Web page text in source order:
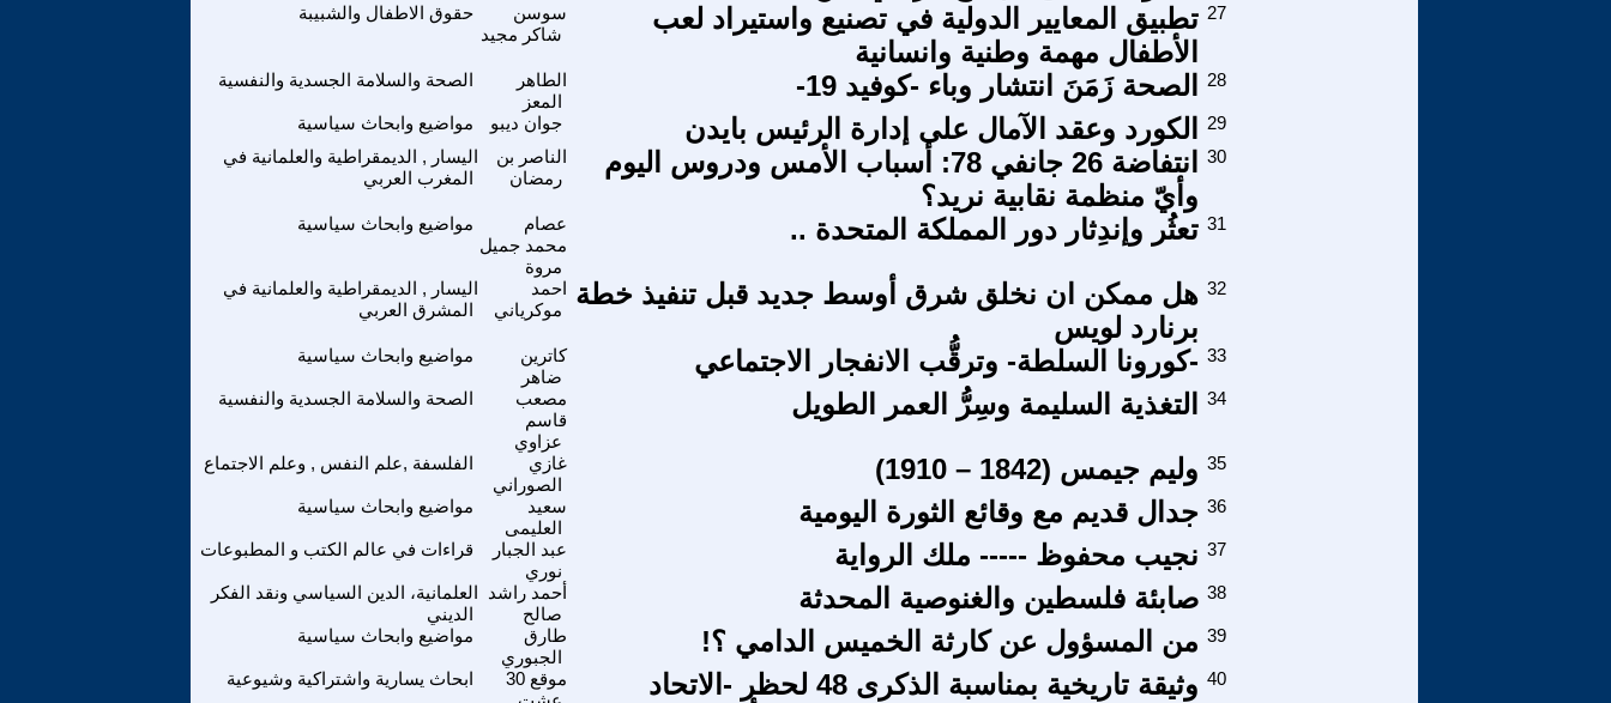
حقوق الاطفال والشبيبة
سوسن
شاكر مجيد
تطبيق المعايير الدولية في تصنيع واستيراد لعب
الأطفال مهمة وطنية وانسانية
27
الصحة والسلامة الجسدية والنفسية
الطاهر
المعز
الصحة زَمَنَ انتشار وباء -كوفيد 19- 28
مواضيع وابحاث سياسية جوان ديبو الكورد وعقد الآمال على إدارة الرئيس بايدن
29
اليسار , الديمقراطية والعلمانية في
المغرب العربي
الناصر بن
رمضان
انتفاضة 26 جانفي 78: أسباب الأمس ودروس اليوم
وأيّ منظمة نقابية نريد؟
30
مواضيع وابحاث سياسية
عصام
محمد جميل
مروة
تعثُر وإندِثار دور المملكة المتحدة .. 31
اليسار , الديمقراطية والعلمانية في
المشرق العربي
احمد
موكرياني
هل ممكن ان نخلق شرق أوسط جديد قبل تنفيذ خطة
برنارد لويس
32
مواضيع وابحاث سياسية
كاترين
ضاهر
-كورونا السلطة- وترقُّب الانفجار الاجتماعي 33
الصحة والسلامة الجسدية والنفسية
مصعب
قاسم
عزاوي
التغذية السليمة وسِرُّ العمر الطويل 34
الفلسفة ,علم النفس , وعلم الاجتماع
غازي
الصوراني
وليم جيمس (1842 – 1910) 35
مواضيع وابحاث سياسية
سعيد
العليمى
جدال قديم مع وقائع الثورة اليومية 36
قراءات في عالم الكتب و المطبوعات
عبد الجبار
نوري
نجيب محفوظ ----- ملك الرواية 37
العلمانية، الدين السياسي ونقد الفكر
الديني
أحمد راشد
صالح
صابئة فلسطين والغنوصية المحدثة 38
مواضيع وابحاث سياسية
طارق
الجبوري
من المسؤول عن كارثة الخميس الدامي ؟! 39
ابحاث يسارية واشتراكية وشيوعية
موقع 30
وثيقة تاريخية بمناسبة الذكرى 48 لحظر -الاتحاد
40